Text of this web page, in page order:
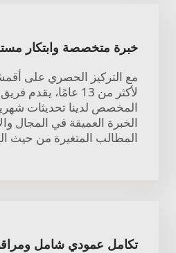
خبرة متخصصة وابتكار
مع التركيز الحصري على
لأكثر من 13 عامًا،
المخصص لدينا تحديثات
الخبرة العميقة في المجال
المطالب المتغيرة من حيث
تكامل عمودي شامل